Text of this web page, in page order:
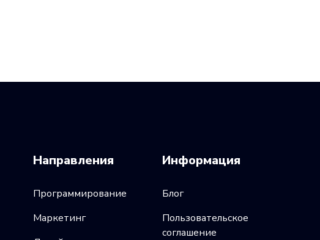
Направления
Программирование
Маркетинг
Информация
Блог
Пользовательское
соглашение